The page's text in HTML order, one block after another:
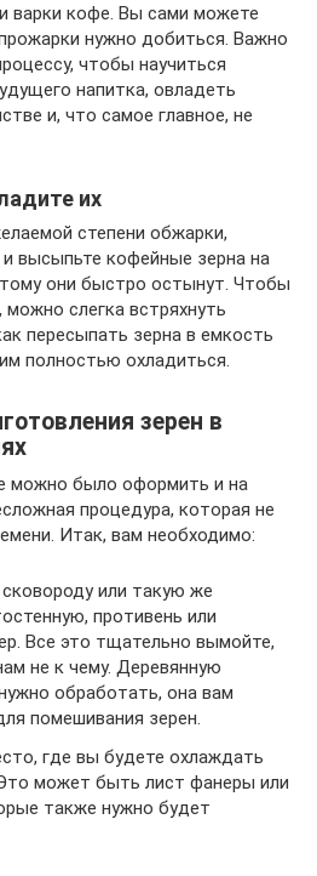
варки кофе. Вы сами можете
нужно добиться. Важно
чтобы научиться
напитка, овладеть
и, что самое главное, не
их
степени обжарки,
высыпьте кофейные зерна на
они быстро остынут. Чтобы
слегка встряхнуть
пересыпать зерна в емкость
полностью охладиться.
зерен в
можно было оформить и на
процедура, которая не
Итак, вам необходимо:
или такую же
противень или
Все это тщательно вымойте,
не к чему. Деревянную
обработать, она вам
помешивания зерен.
где вы будете охлаждать
может быть лист фанеры или
также нужно будет